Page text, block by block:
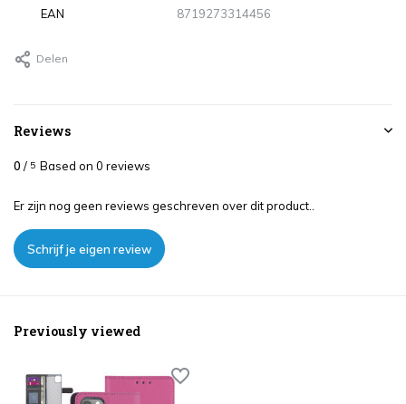
EAN 8719273314456
Delen
Reviews
0 / 5 Based on 0 reviews
Er zijn nog geen reviews geschreven over dit product..
Schrijf je eigen review
Previously viewed